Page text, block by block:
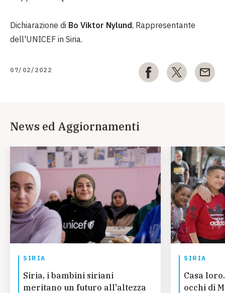
Dichiarazione di Bo Viktor Nylund, Rappresentante
dell'UNICEF in Siria.
07/02/2022
News ed Aggiornamenti
SIRIA
Siria, i bambini siriani
meritano un futuro all'altezza
SIRIA
Casa
occhi di